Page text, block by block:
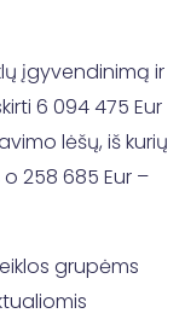
įgyvendinimą ir
6 094 475 Eur
lėšų, iš kurių
258 685 Eur –
grupėms